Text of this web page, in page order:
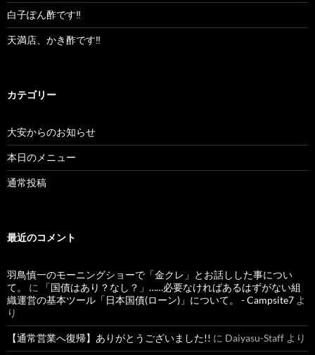
白子ぽん酢です‼︎
天満店、かき酢です‼︎
カテゴリー
大安からのお知らせ
本日のメニュー
通常投稿
最近のコメント
羽鳥慎一のモーニングショーで「金クレ」とお話しした事につい
て。
に
「国債はあり？なし？」……必要なければあるはずがない組
織運営の基本ツール「日本国債(ローン)」について。 - Campsite7 よ
り
【通常営業へ復帰】ありがとうございました!! に Daiyasu-Staff より